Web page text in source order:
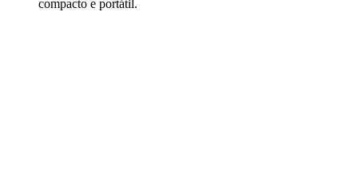
compacto e portátil.